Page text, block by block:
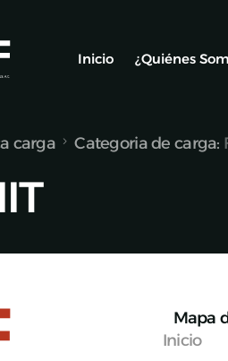
Inicio ¿Quiénes
Socios
carga Categoria de carga:
Mapa
Inicio